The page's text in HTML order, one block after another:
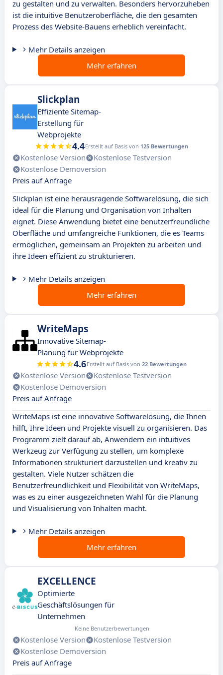
zu gestalten und zu verwalten. Besonders hervorzuheben
ist die intuitive Benutzeroberfläche, die den gesamten
Prozess des Website-Bauens erheblich vereinfacht.
Mehr Details anzeigen
Mehr erfahren
Slickplan
Effiziente Sitemap-
Erstellung für
Webprojekte
4.4Erstellt auf Basis von 125 Bewertungen
Kostenlose Version
Kostenlose Testversion
Kostenlose Demoversion
Preis auf Anfrage
Slickplan ist eine herausragende Softwarelösung, die sich
ideal für die Planung und Organisation von Inhalten
eignet. Diese Anwendung bietet eine benutzerfreundliche
Oberfläche und umfangreiche Funktionen, die es Teams
ermöglichen, gemeinsam an Projekten zu arbeiten und
ihre Ideen effizient zu strukturieren.
Mehr Details anzeigen
Mehr erfahren
WriteMaps
Innovative Sitemap-
Planung für Webprojekte
4.6Erstellt auf Basis von 22 Bewertungen
Kostenlose Version
Kostenlose Testversion
Kostenlose Demoversion
Preis auf Anfrage
WriteMaps ist eine innovative Softwarelösung, die Ihnen
hilft, Ihre Ideen und Projekte visuell zu organisieren. Das
Programm zielt darauf ab, Anwendern ein intuitives
Werkzeug zur Verfügung zu stellen, um komplexe
Informationen strukturiert darzustellen und kreativ zu
gestalten. Viele Nutzer schätzen die
Benutzerfreundlichkeit und Flexibilität von WriteMaps,
was es zu einer ausgezeichneten Wahl für die Planung
und Visualisierung von Inhalten macht.
Mehr Details anzeigen
Mehr erfahren
EXCELLENCE
Optimierte
Geschäftslösungen für
Unternehmen
Keine Benutzerbewertungen
Kostenlose Version
Kostenlose Testversion
Kostenlose Demoversion
Preis auf Anfrage